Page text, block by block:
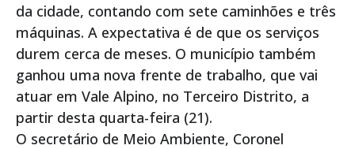
da cidade, contando com sete caminhões e três
máquinas. A expectativa é de que os serviços
durem cerca de meses. O município também
ganhou uma nova frente de trabalho, que vai
atuar em Vale Alpino, no Terceiro Distrito, a
partir desta quarta-feira (21).
O secretário de Meio Ambiente, Coronel